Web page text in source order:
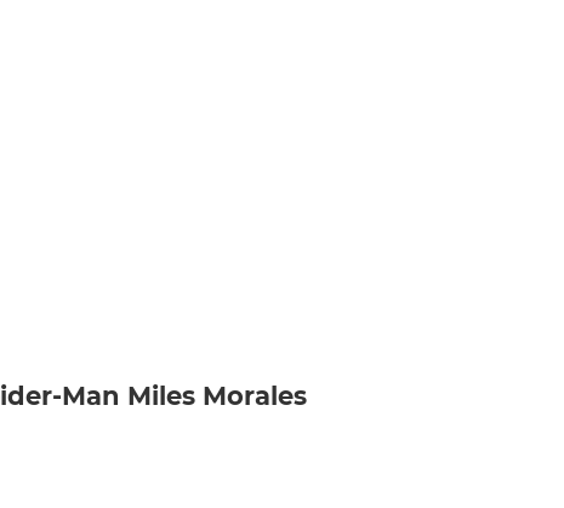
Man Miles Morales